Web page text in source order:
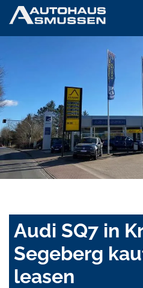
Audi SQ7 in
Segeberg
leasen